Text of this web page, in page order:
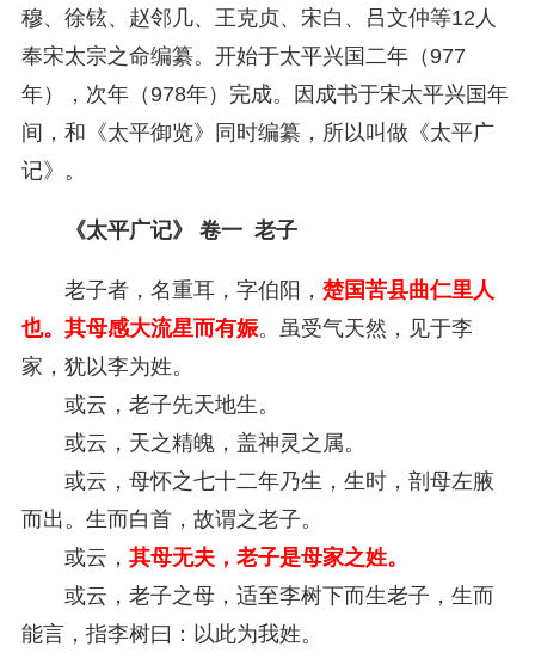
穆、徐铉、赵邻几、王克贞、宋白、吕文仲等12人
奉宋太宗之命编纂。开始于太平兴国二年（977
年），次年（978年）完成。因成书于宋太平兴国年
间，和《太平御览》同时编纂，所以叫做《太平广
记》。
《太平广记》 卷一 老子
老子者，名重耳，字伯阳， 楚国苦县曲仁里人
也。其母感大流星而有娠。虽受气天然，见于李
家，犹以李为姓。
或云，老子先天地生。
或云，天之精魄，盖神灵之属。
或云，母怀之七十二年乃生，生时，剖母左腋
而出。生而白首，故谓之老子。
或云， 其母无夫，老子是母家之姓。
或云，老子之母，适至李树下而生老子，生而
能言，指李树曰：以此为我姓。